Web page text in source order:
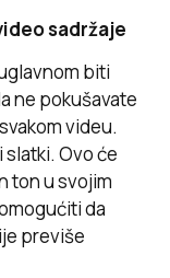
sadržaje
biti
ne pokušavate
videu.
slatki. Ovo će
ton u svojim
da
previše